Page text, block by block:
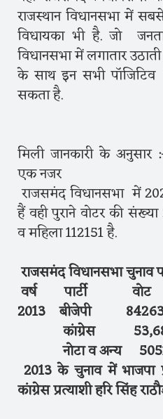
राजस्थान विधानसभा में
विधायका भी है. जो
विधानसभा में लगातार उठाती
के साथ इन सभी
सकता है.
मिली जानकारी के अनुसार
एक नजर
राजसमंद विधानसभा में
हैं वही पुराने वोटर की
व महिला 112151 है.
राजसमंद विधानसभा चुनाव
वर्ष पार्टी वोट
2013 बीजेपी 84263
कांग्रेस 53,688
नोटा व अन्य
2013 के चुनाव में भाजपा
कांग्रेस प्रत्याशी हरि सिंह